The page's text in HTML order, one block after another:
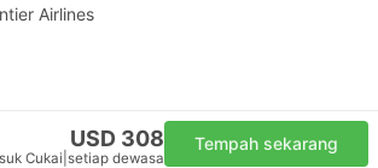
Airlines
USD 308
Cukai setiap dewasa
Tempah sekarang